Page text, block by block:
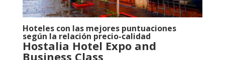
Hoteles con las mejores puntuaciones
según la relación precio-calidad
Hostalia Hotel Expo and
Business Class